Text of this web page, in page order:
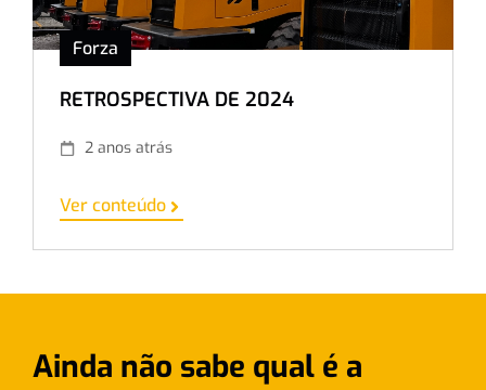
Forza
RETROSPECTIVA DE 2024
2 anos atrás
Ver conteúdo
Ainda não sabe qual é a